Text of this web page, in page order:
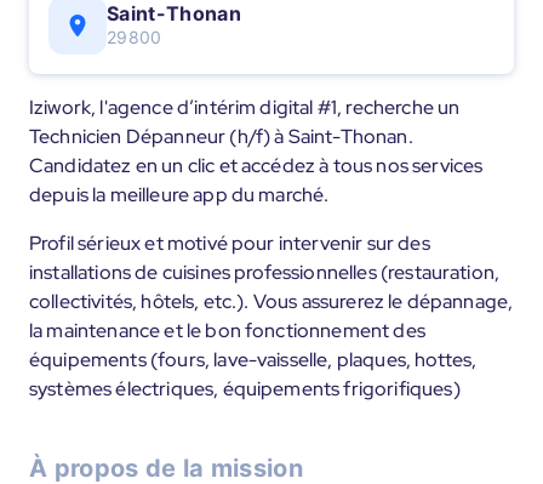
Saint-Thonan
29800
Iziwork, l'agence d’intérim digital #1, recherche un
Technicien Dépanneur (h/f) à Saint-Thonan.
Candidatez en un clic et accédez à tous nos services
depuis la meilleure app du marché.
Profil sérieux et motivé pour intervenir sur des
installations de cuisines professionnelles (restauration,
collectivités, hôtels, etc.). Vous assurerez le dépannage,
la maintenance et le bon fonctionnement des
équipements (fours, lave-vaisselle, plaques, hottes,
systèmes électriques, équipements frigorifiques)
À propos de la mission